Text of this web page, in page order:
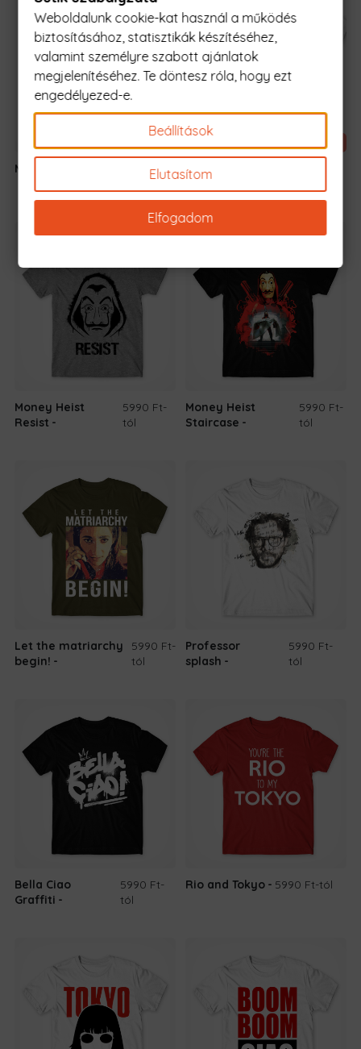
Money
Tervezd meg a sajátod
Money Heist -
MyLife Plus
price
price
Money Heist
Resist
5990 Ft-
tól
Money Heist
Staircase
5990 Ft-
tól
Let the matriarchy
begin!
5990 Ft-
tól
Professor
splash
5990 Ft-
tól
Bella Ciao
Graffiti
5990 Ft-
tól
Rio and Tokyo 5990 Ft-tól
Weboldalunk cookie-kat használ a működés
biztosításához, statisztikák készítéséhez,
valamint személyre szabott ajánlatok
megjelenítéséhez. Te döntesz róla, hogy ezt
engedélyezed-e.
Beállítások
Elutasítom
Elfogadom